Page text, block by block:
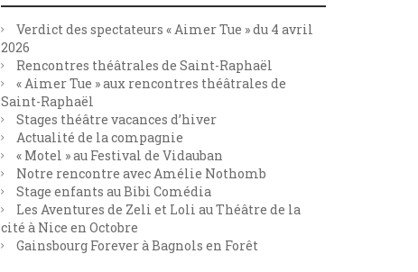
Verdict des spectateurs « Aimer Tue » du 4 avril
2026
Rencontres théâtrales de Saint-Raphaël
« Aimer Tue » aux rencontres théâtrales de
Saint-Raphaël
Stages théâtre vacances d’hiver
Actualité de la compagnie
« Motel » au Festival de Vidauban
Notre rencontre avec Amélie Nothomb
Stage enfants au Bibi Comédia
Les Aventures de Zeli et Loli au Théâtre de la
cité à Nice en Octobre
Gainsbourg Forever à Bagnols en Forêt